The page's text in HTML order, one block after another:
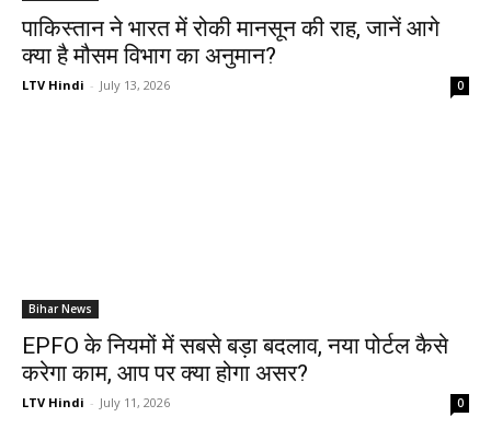
पाकिस्तान ने भारत में रोकी मानसून की राह, जानें आगे
क्या है मौसम विभाग का अनुमान?
LTV Hindi - July 13, 2026 0
Bihar News
EPFO के नियमों में सबसे बड़ा बदलाव, नया पोर्टल कैसे
करेगा काम, आप पर क्या होगा असर?
LTV Hindi - July 11, 2026 0